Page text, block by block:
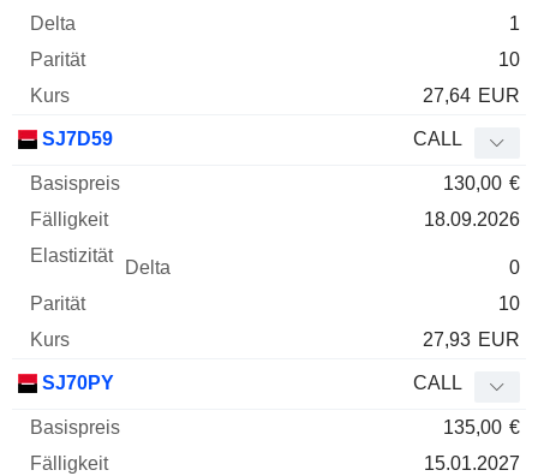
1
10
27,64 EUR
SJ7D59 CALL
130,00 €
18.09.2026
0
10
27,93 EUR
SJ70PY CALL
135,00 €
15.01.2027